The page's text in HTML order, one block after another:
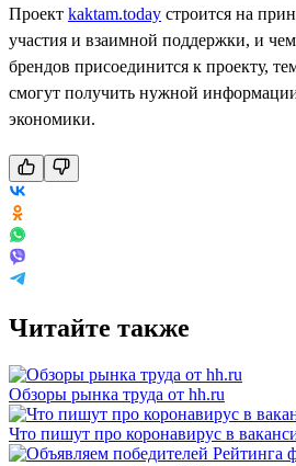
Проект kaktam.today строится на
участия и взаимной поддержки, и
брендов присоединится к проекту,
смогут получить нужной
экономики.
Читайте также
Обзоры рынка труда от hh.ru
Что пишут про коронавирус в